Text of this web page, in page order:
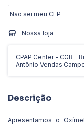
Não sei meu CEP
Nossa loja
CPAP Center - CGR -
Antônio Vendas
Descrição
Apresentamos o